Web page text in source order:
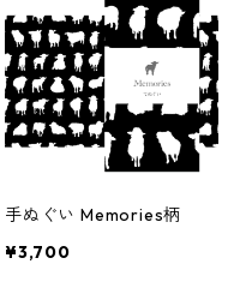
手ぬぐい Memories柄
¥3,700